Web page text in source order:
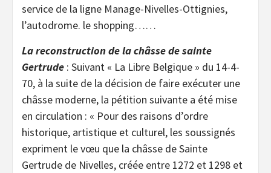
service de la ligne Manage-Nivelles-Ottignies,
l’autodrome. le shopping……
La reconstruction de la châsse de sainte
Gertrude : Suivant « La Libre Belgique » du 14-4-
70, à la suite de la décision de faire exécuter une
châsse moderne, la pétition suivante a été mise
en circulation : « Pour des raisons d’ordre
historique, artistique et culturel, les soussignés
expriment le vœu que la châsse de Sainte
Gertrude de Nivelles, créée entre 1272 et 1298 et